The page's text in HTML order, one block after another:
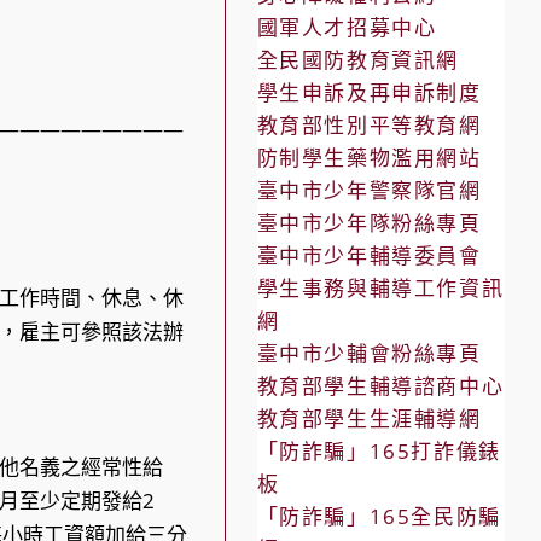
作時間、休息、休
雇主可參照該法辦
名義之經常性給
至少定期發給2
時工資額加給三分
國軍人才招募中心
全民國防教育資訊網
學生申訴及再申訴制度
教育部性別平等教育網
防制學生藥物濫用網站
臺中市少年警察隊官網
臺中市少年隊粉絲專頁
臺中市少年輔導委員會
學生事務與輔導工作資訊
網
臺中市少輔會粉絲專頁
教育部學生輔導諮商中心
教育部學生生涯輔導網
「防詐騙」165打詐儀錶
板
「防詐騙」165全民防騙